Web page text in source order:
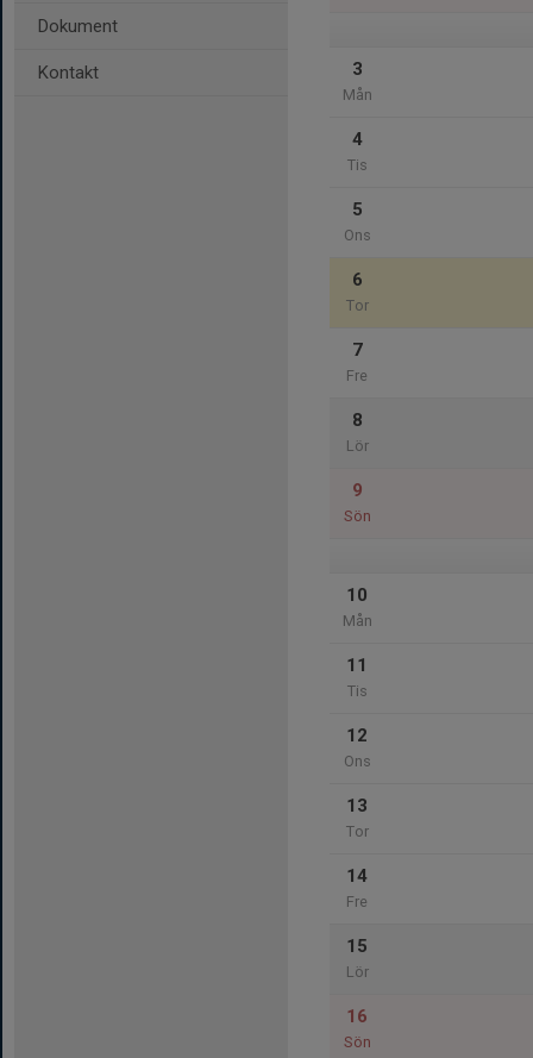
Dokument
Kontakt 3
Mån
4
Tis
5
Ons
6
Tor
7
Fre
8
Lör
9
Sön
10
Mån
11
Tis
12
Ons
13
Tor
14
Fre
15
Lör
16
Sön